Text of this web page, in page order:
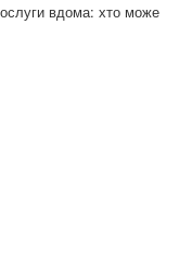
вдома: хто може